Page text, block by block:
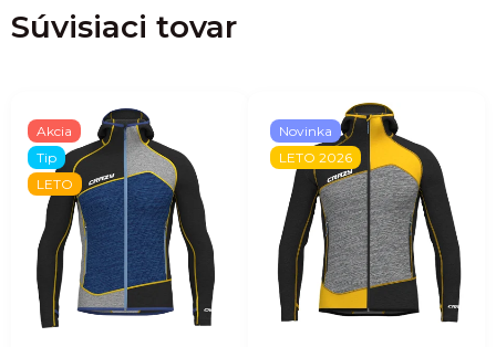
Súvisiaci tovar
Akcia
Tip
LETO
Novinka
LETO 2026